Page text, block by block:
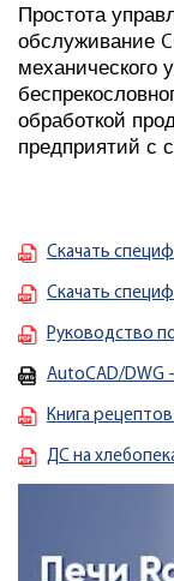
Простота
обслуживание
механического
обработкой
предприятий с
Скачать
Скачать
Руководство
AutoCAD/DWG
Книга
ДС на